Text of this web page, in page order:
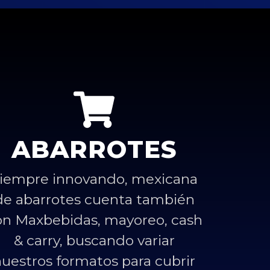
ABARROTES
innovando, mexicana
abarrotes cuenta también
Maxbebidas, mayoreo, cash
& carry, buscando variar
formatos para cubrir